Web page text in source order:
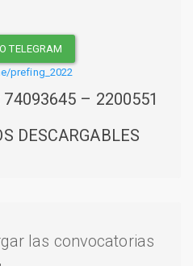
TELEGRAM
prefing_2022
– 2200551
DESCARGABLES
las convocatorias